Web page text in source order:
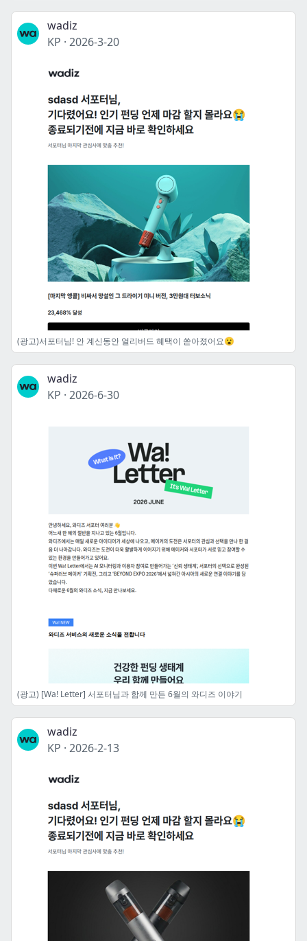
wadiz
KP · 2026-3-20
(광고)서포터님! 안 계신동안 얼리버드 혜택이 쏟아졌어요😮
wadiz
KP · 2026-6-30
(광고) [Wa! Letter] 서포터님과 함께 만든 6월의 와디즈 이야기
wadiz
KP · 2026-2-13